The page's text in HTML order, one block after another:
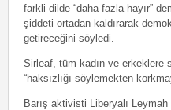
farkli dilde “daha fazla hayır”
şiddeti ortadan kaldırarak
getireceğini söyledi.
Sirleaf, tüm kadın ve erkeklere
“haksızlığı söylemekten
Barış aktivisti Liberyalı